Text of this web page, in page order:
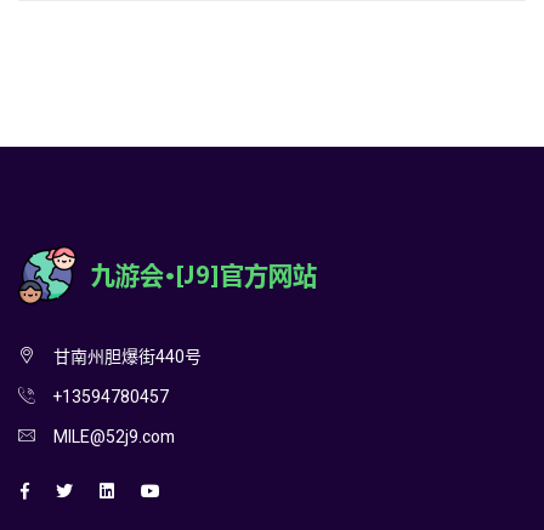
甘南州胆爆街440号
+13594780457
MILE@52j9.com